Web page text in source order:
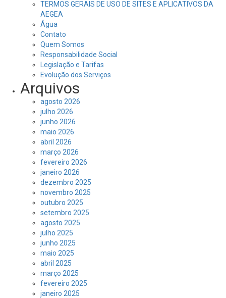
TERMOS GERAIS DE USO DE SITES E APLICATIVOS DA
AEGEA
Água
Contato
Quem Somos
Responsabilidade Social
Legislação e Tarifas
Evolução dos Serviços
Arquivos
agosto 2026
julho 2026
junho 2026
maio 2026
abril 2026
março 2026
fevereiro 2026
janeiro 2026
dezembro 2025
novembro 2025
outubro 2025
setembro 2025
agosto 2025
julho 2025
junho 2025
maio 2025
abril 2025
março 2025
fevereiro 2025
janeiro 2025